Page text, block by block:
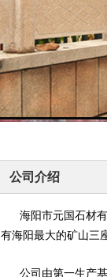
公司介绍
海阳市元国石材
有海阳最大的矿山三
公司由第一生产基